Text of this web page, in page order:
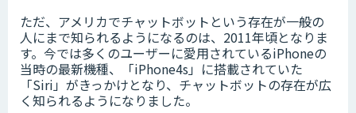
ただ、アメリカでチャットボットという存在が一般の
人にまで知られるようになるのは、2011年頃となりま
す。今では多くのユーザーに愛用されているiPhoneの
当時の最新機種、「iPhone4s」に搭載されていた
「Siri」がきっかけとなり、チャットボットの存在が広
く知られるようになりました。